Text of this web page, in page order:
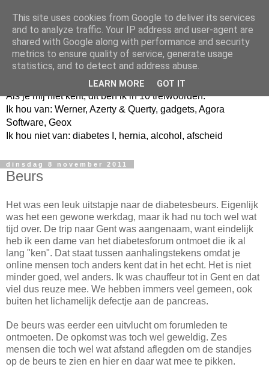
Jangeox' blog
Als je mij niet kent, dit ben ik in 10 trefwoorden.
Ik hou van: Werner, Azerty & Querty, gadgets, Agora
Software, Geox
Ik hou niet van: diabetes I, hernia, alcohol, afscheid
dinsdag 8 november 2011
Beurs
Het was een leuk uitstapje naar de diabetesbeurs. Eigenlijk
was het een gewone werkdag, maar ik had nu toch wel wat
tijd over. De trip naar Gent was aangenaam, want eindelijk
heb ik een dame van het diabetesforum ontmoet die ik al
lang "ken". Dat staat tussen aanhalingstekens omdat je
online mensen toch anders kent dat in het echt. Het is niet
minder goed, wel anders. Ik was chauffeur tot in Gent en dat
viel dus reuze mee. We hebben immers veel gemeen, ook
buiten het lichamelijk defectje aan de pancreas.
De beurs was eerder een uitvlucht om forumleden te
ontmoeten. De opkomst was toch wel geweldig. Zes
mensen die toch wel wat afstand aflegden om de standjes
op de beurs te zien en hier en daar wat mee te pikken.
This site uses cookies from Google to deliver its services
and to analyze traffic. Your IP address and user-agent are
shared with Google along with performance and security
metrics to ensure quality of service, generate usage
statistics, and to detect and address abuse.
LEARN MORE GOT IT